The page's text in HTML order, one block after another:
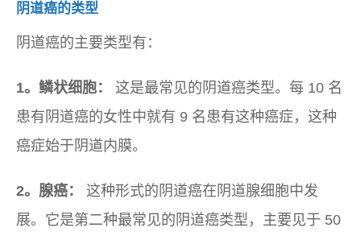
阴道癌的类型
阴道癌的主要类型有：
1。鳞状细胞：
这是最常见的阴道癌类型。每 10 名
患有阴道癌的女性中就有 9 名患有这种癌症，这种
癌症始于阴道内膜。
2。腺癌：
这种形式的阴道癌在阴道腺细胞中发
展。它是第二种最常见的阴道癌类型，主要见于 50